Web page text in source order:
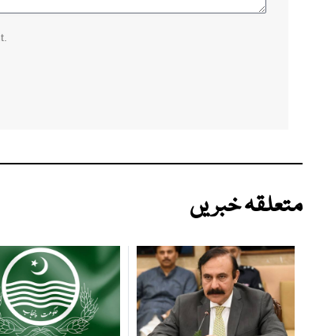
متعلقہ خبریں